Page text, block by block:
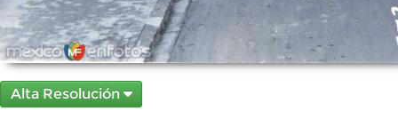
Alta Resolución